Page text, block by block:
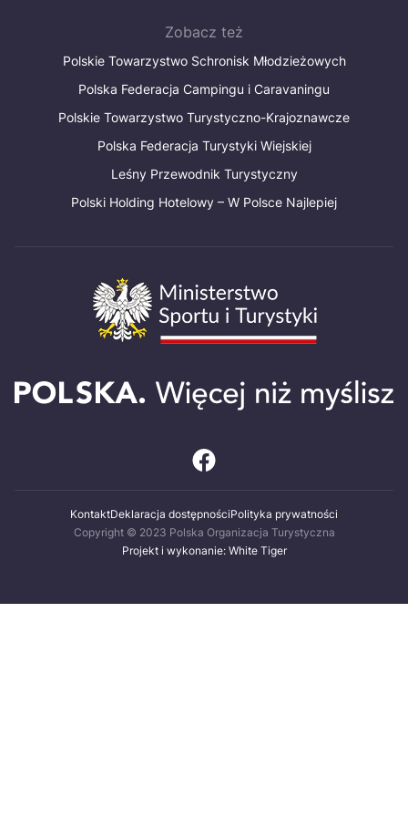
Zobacz też
Polskie Towarzystwo Schronisk Młodzieżowych
Polska Federacja Campingu i Caravaningu
Polskie Towarzystwo Turystyczno-Krajoznawcze
Polska Federacja Turystyki Wiejskiej
Leśny Przewodnik Turystyczny
Polski Holding Hotelowy – W Polsce Najlepiej
KontaktDeklaracja dostępnościPolityka prywatności
Copyright © 2023 Polska Organizacja Turystyczna
Projekt i wykonanie: White Tiger